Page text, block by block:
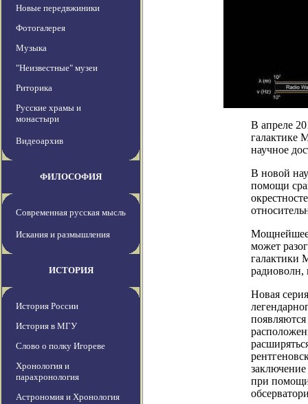
Новые передвжиники
Фотогалерея
Музыка
"Неизвестные" музеи
Риторика
Русские храмы и
монастыри
Видеоархив
ФИЛОСОФИЯ
Современная русская мысль
Искания и размышления
ИСТОРИЯ
История России
История в МГУ
Слово о полку Игореве
Хронология и
парахронология
Астрономия и Хронология
В апреле
галактике
научное
В новой
помощи
Мощнейшее
может
галактики
радиоволн,
Новая
при